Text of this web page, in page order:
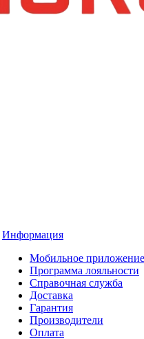
Информация
Мобильное приложение
Программа лояльности
Справочная служба
Доставка
Гарантия
Производители
Оплата